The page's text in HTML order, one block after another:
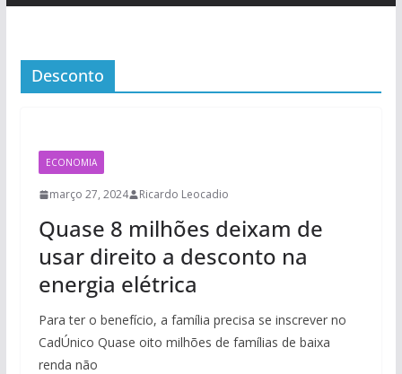
Desconto
ECONOMIA
março 27, 2024 Ricardo Leocadio
Quase 8 milhões deixam de
usar direito a desconto na
energia elétrica
Para ter o benefício, a família precisa se inscrever no
CadÚnico Quase oito milhões de famílias de baixa
renda não